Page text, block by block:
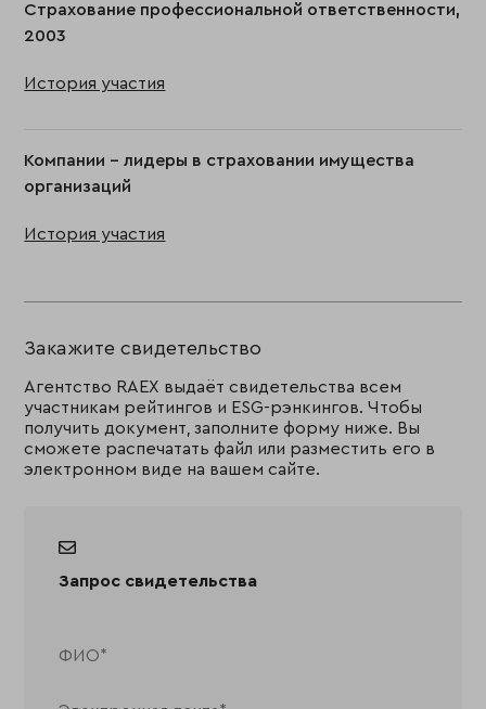
Страхование профессиональной ответственности,
2003
История участия
Компании - лидеры в страховании имущества
организаций
История участия
Закажите свидетельство
Агентство RAEX выдаёт свидетельства всем
участникам рейтингов и ESG-рэнкингов. Чтобы
получить документ, заполните форму ниже. Вы
сможете распечатать файл или разместить его в
электронном виде на вашем сайте.
Запрос свидетельства